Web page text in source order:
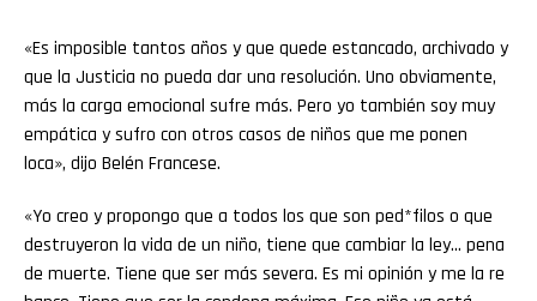
«Es imposible tantos años y que quede estancado, archivado y
que la Justicia no pueda dar una resolución. Uno obviamente,
más la carga emocional sufre más. Pero yo también soy muy
empática y sufro con otros casos de niños que me ponen
loca», dijo Belén Francese.
«Yo creo y propongo que a todos los que son ped*filos o que
destruyeron la vida de un niño, tiene que cambiar la ley… pena
de muerte. Tiene que ser más severa. Es mi opinión y me la re